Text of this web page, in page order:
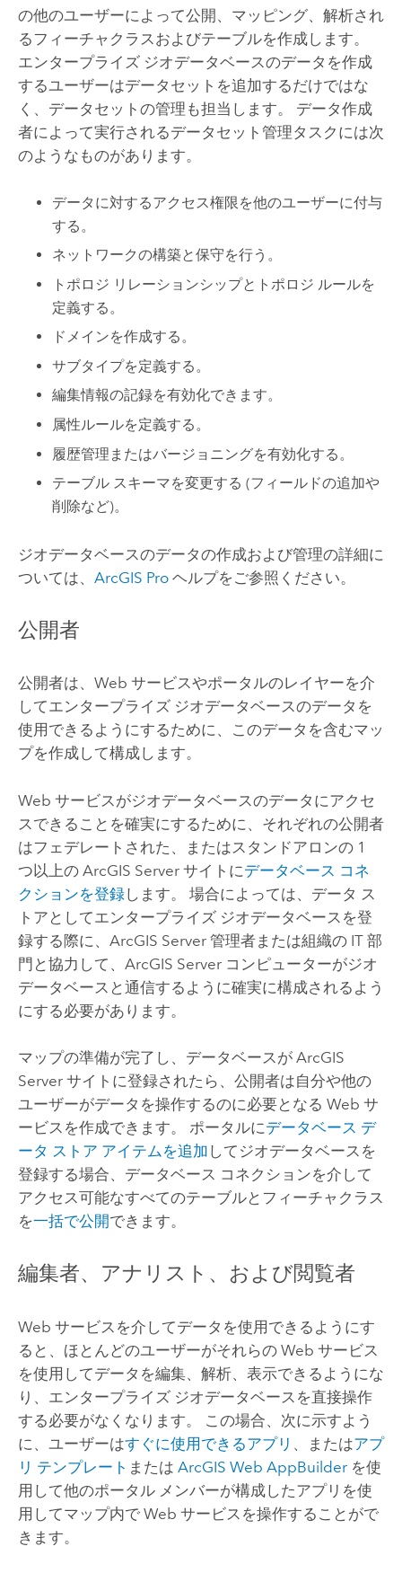
の他のユーザーによって公開、マッピング、解析され
るフィーチャクラスおよびテーブルを作成します。
エンタープライズ ジオデータベースのデータを作成
するユーザーはデータセットを追加するだけではな
く、データセットの管理も担当します。 データ作成
者によって実行されるデータセット管理タスクには次
のようなものがあります。
データに対するアクセス権限を他のユーザーに付与
する。
ネットワークの構築と保守を行う。
トポロジ リレーションシップとトポロジ ルールを
定義する。
ドメインを作成する。
サブタイプを定義する。
編集情報の記録を有効化できます。
属性ルールを定義する。
履歴管理またはバージョニングを有効化する。
テーブル スキーマを変更する (フィールドの追加や
削除など)。
ジオデータベースのデータの作成および管理の詳細に
ついては、 ArcGIS Proヘルプをご参照ください。
公開者
公開者は、Web サービスやポータルのレイヤーを介
してエンタープライズ ジオデータベースのデータを
使用できるようにするために、このデータを含むマッ
プを作成して構成します。
Web サービスがジオデータベースのデータにアクセ
スできることを確実にするために、それぞれの公開者
はフェデレートされた、またはスタンドアロンの 1
つ以上の ArcGIS Serverサイトにデータベース コネ
クションを登録します。 場合によっては、データ ス
トアとしてエンタープライズ ジオデータベースを登
録する際に、 ArcGIS Server管理者または組織の IT 部
門と協力して、 ArcGIS Serverコンピューターがジオ
データベースと通信するように確実に構成されるよう
にする必要があります。
マップの準備が完了し、データベースが ArcGIS
Serverサイトに登録されたら、公開者は自分や他の
ユーザーがデータを操作するのに必要となる Web サ
ービスを作成できます。 ポータルにデータベース デ
ータ ストア アイテムを追加 してジオデータベースを
登録する場合、データベース コネクションを介して
アクセス可能なすべてのテーブルとフィーチャクラス
を一括で公開できます。
編集者、アナリスト、および閲覧者
Web サービスを介してデータを使用できるようにす
ると、ほとんどのユーザーがそれらの Web サービス
を使用してデータを編集、解析、表示できるようにな
り、エンタープライズ ジオデータベースを直接操作
する必要がなくなります。 この場合、次に示すよう
に、ユーザーはすぐに使用できるアプリ 、またはアプ
リ テンプレート または ArcGIS Web AppBuilderを使
用して他のポータル メンバーが構成したアプリを使
用してマップ内で Web サービスを操作することがで
きます。